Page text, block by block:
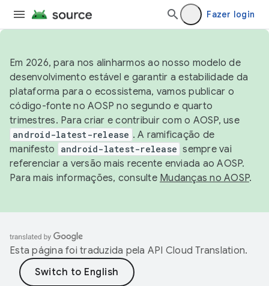
Fazer login
Em 2026, para nos alinharmos ao nosso modelo de
desenvolvimento estável e garantir a estabilidade da
plataforma para o ecossistema, vamos publicar o
código-fonte no AOSP no segundo e quarto
trimestres. Para criar e contribuir com o AOSP, use
android-latest-release . A ramificação de
manifesto
android-latest-release sempre vai
referenciar a versão mais recente enviada ao AOSP.
Para mais informações, consulte Mudanças no AOSP.
Esta página foi traduzida pela API Cloud Translation.